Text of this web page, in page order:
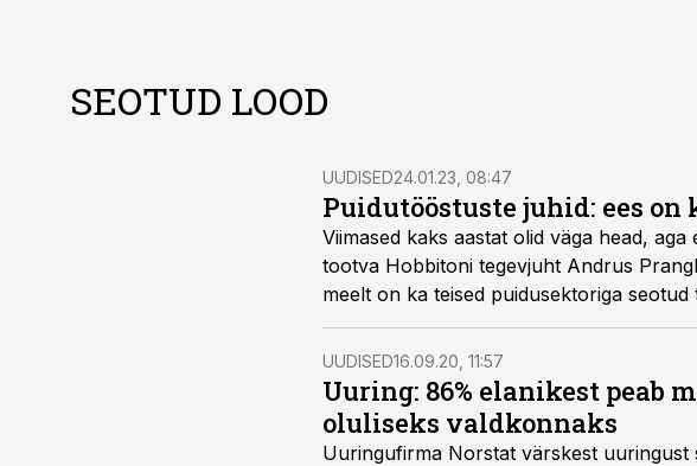
SEOTUD LOOD
UUDISED24.01.23, 08:47
Puidutööstuste juhid: ees on
Viimased kaks aastat olid väga head,
tootva Hobbitoni tegevjuht Andrus
meelt on ka teised puidusektoriga seotud
UUDISED16.09.20, 11:57
Uuring: 86% elanikest peab
oluliseks valdkonnaks
Uuringufirma Norstat värskest uuringust